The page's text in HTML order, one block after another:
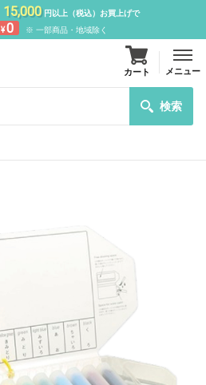
15,000円以上（税込）お買上げで
¥0 ※ 一部商品・地域除く
検索
カート メニュー